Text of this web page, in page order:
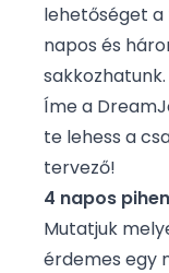
lehetőséget a
napos és
sakkozhatunk.
Íme a
te lehess a
tervező!
4 napos
Mutatjuk
érdemes egy